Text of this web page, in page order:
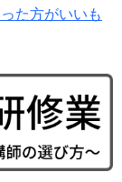
た方がいいも